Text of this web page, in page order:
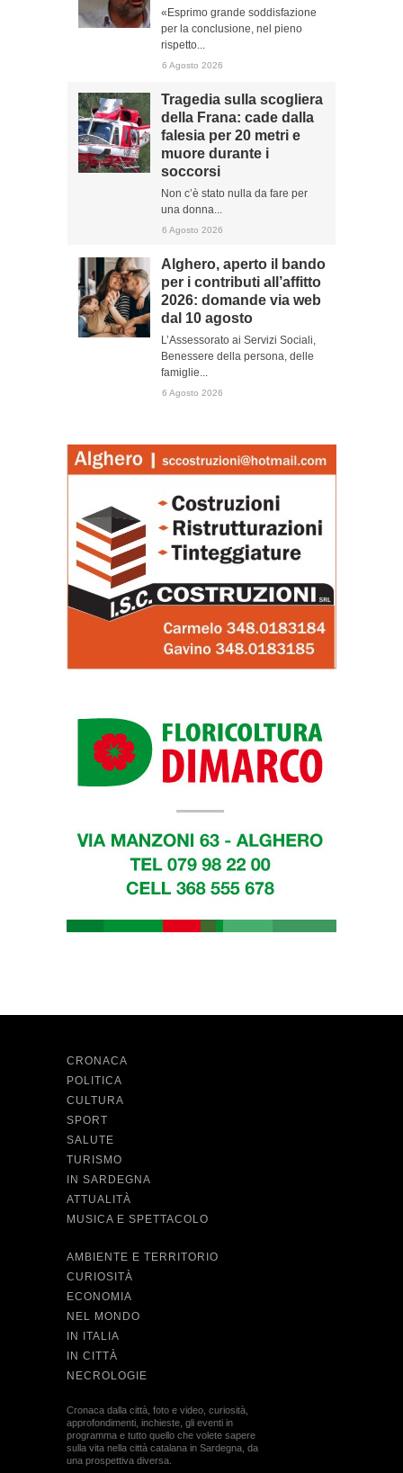
«Esprimo grande soddisfazione
per la conclusione, nel pieno
rispetto...
6 Agosto 2026
Tragedia sulla scogliera
della Frana: cade dalla
falesia per 20 metri e
muore durante i
soccorsi
Non c’è stato nulla da fare per
una donna...
6 Agosto 2026
Alghero, aperto il bando
per i contributi all’affitto
2026: domande via web
dal 10 agosto
L’Assessorato ai Servizi Sociali,
Benessere della persona, delle
famiglie...
6 Agosto 2026
CRONACA
POLITICA
CULTURA
SPORT
SALUTE
TURISMO
IN SARDEGNA
ATTUALITÀ
MUSICA E SPETTACOLO
AMBIENTE E TERRITORIO
CURIOSITÀ
ECONOMIA
NEL MONDO
IN ITALIA
IN CITTÀ
NECROLOGIE
Cronaca dalla città, foto e video, curiosità,
approfondimenti, inchieste, gli eventi in
programma e tutto quello che volete sapere
sulla vita nella città catalana in Sardegna, da
una prospettiva diversa.